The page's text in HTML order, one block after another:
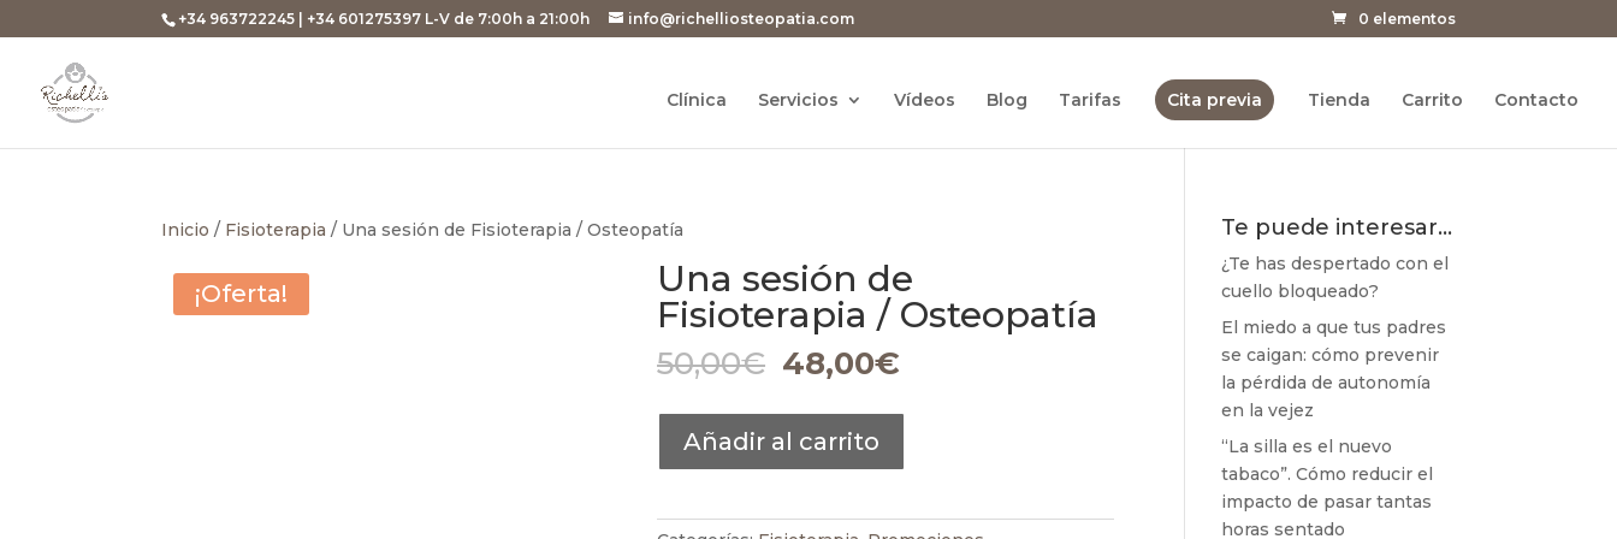
+34 963722245 | +34 601275397 L-V de 7:00h a 21:00h info@richelliosteopatia.com 0 elementos
Clínica Servicios Vídeos Blog Tarifas Cita previa Tienda Carrito Contacto
Inicio / Fisioterapia / Una sesión de Fisioterapia / Osteopatía
¡Oferta!
Una sesión de
Fisioterapia / Osteopatía
50,00€ El
precio
original
era:
50,00€.
48,00€
actual
48,00€.
sesión
/
Añadir al carrito
Te puede interesar…
¿Te has despertado con el
cuello bloqueado?
El miedo a que tus padres
se caigan: cómo prevenir
la pérdida de autonomía
en la vejez
“La silla es el nuevo
tabaco”. Cómo reducir el
impacto de pasar tantas
horas sentado